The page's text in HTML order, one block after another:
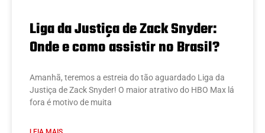
Liga da Justiça de Zack Snyder:
Onde e como assistir no Brasil?
Amanhã, teremos a estreia do tão aguardado Liga da
Justiça de Zack Snyder! O maior atrativo do HBO Max lá
fora é motivo de muita